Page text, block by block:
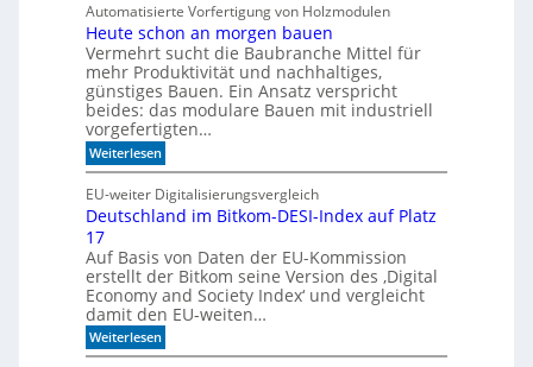
?u
f
S
c
h
i
e
n
e
n
i
n
s
c
h
l
i
f
f
i
m
A
k
s
i
k
p
a
n
Automatisierte Vorfertigung von Holzmodulen
Heute schon an morgen bauen
Vermehrt sucht die Baubranche Mittel für
mehr Produktivität und nachhaltiges,
günstiges Bauen. Ein Ansatz verspricht
beides: das modulare Bauen mit industriell
vorgefertigten…
Weiterlesen:
H
u
t
s
h
o
n
a
n
EU-weiter Digitalisierungsvergleich
Deutschland im Bitkom-DESI-Index auf Platz
17
Auf Basis von Daten der EU-Kommission
erstellt der Bitkom seine Version des ‚Digital
Economy and Society Index‘ und vergleicht
damit den EU-weiten…
Weiterlesen:
D